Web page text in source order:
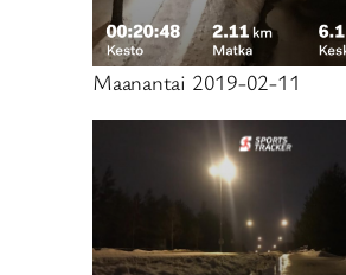
Maanantai 2019-02-11